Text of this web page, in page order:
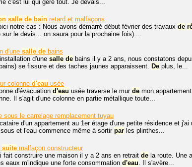
c'est lui qui gère tout. Je devais...
salle de bain retard et malfaçons
notre cas : Nous avons démarré début février des travaux de
sur le devis... on saura pour la prochaine fois)....
d'une salle de bains
d'une salle de bains il y a 2 ans, nous constatons
bains) se fissure et des taches jaunes apparaissent. De plus, le...
colonne d'eau usée
d'évacuation d'eau usée traverse le mur de mon
Il s'agit d'une colonne en partie métallique toute...
sous le carrelage remplacement tuyau
d'un appartement au 1er étage d'une petite résidence et j'ai
et l'eau commence même à sortir par les plinthes...
suite malfaçon constructeur
fait construire une maison il y a 2 ans en retrait de la route. Une
eaux m'indique une forte consommation d'eau. Il s'avère...